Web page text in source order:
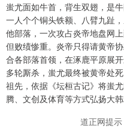
蚩尤面如牛首，背生双翅，是
一人个个铜头铁额、八臂九趾
他部落，一次攻占炎帝地盘网
但败绩惨重。炎帝只得请黄帝
合各部落首领，在涿鹿平原展
多轮厮杀，蚩尤最终被黄帝处
祖先，依据《坛桓古记》将蚩
腾、文创及体育等方式弘扬大
道正网提示